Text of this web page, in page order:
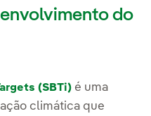
do
(SBTi) é uma
climática que